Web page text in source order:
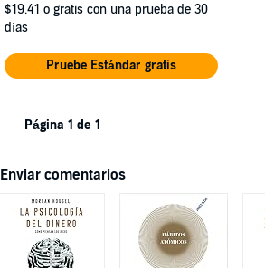
$19.41 o gratis con una prueba de 30
días
Pruebe Estándar gratis
Página 1 de 1
Enviar comentarios